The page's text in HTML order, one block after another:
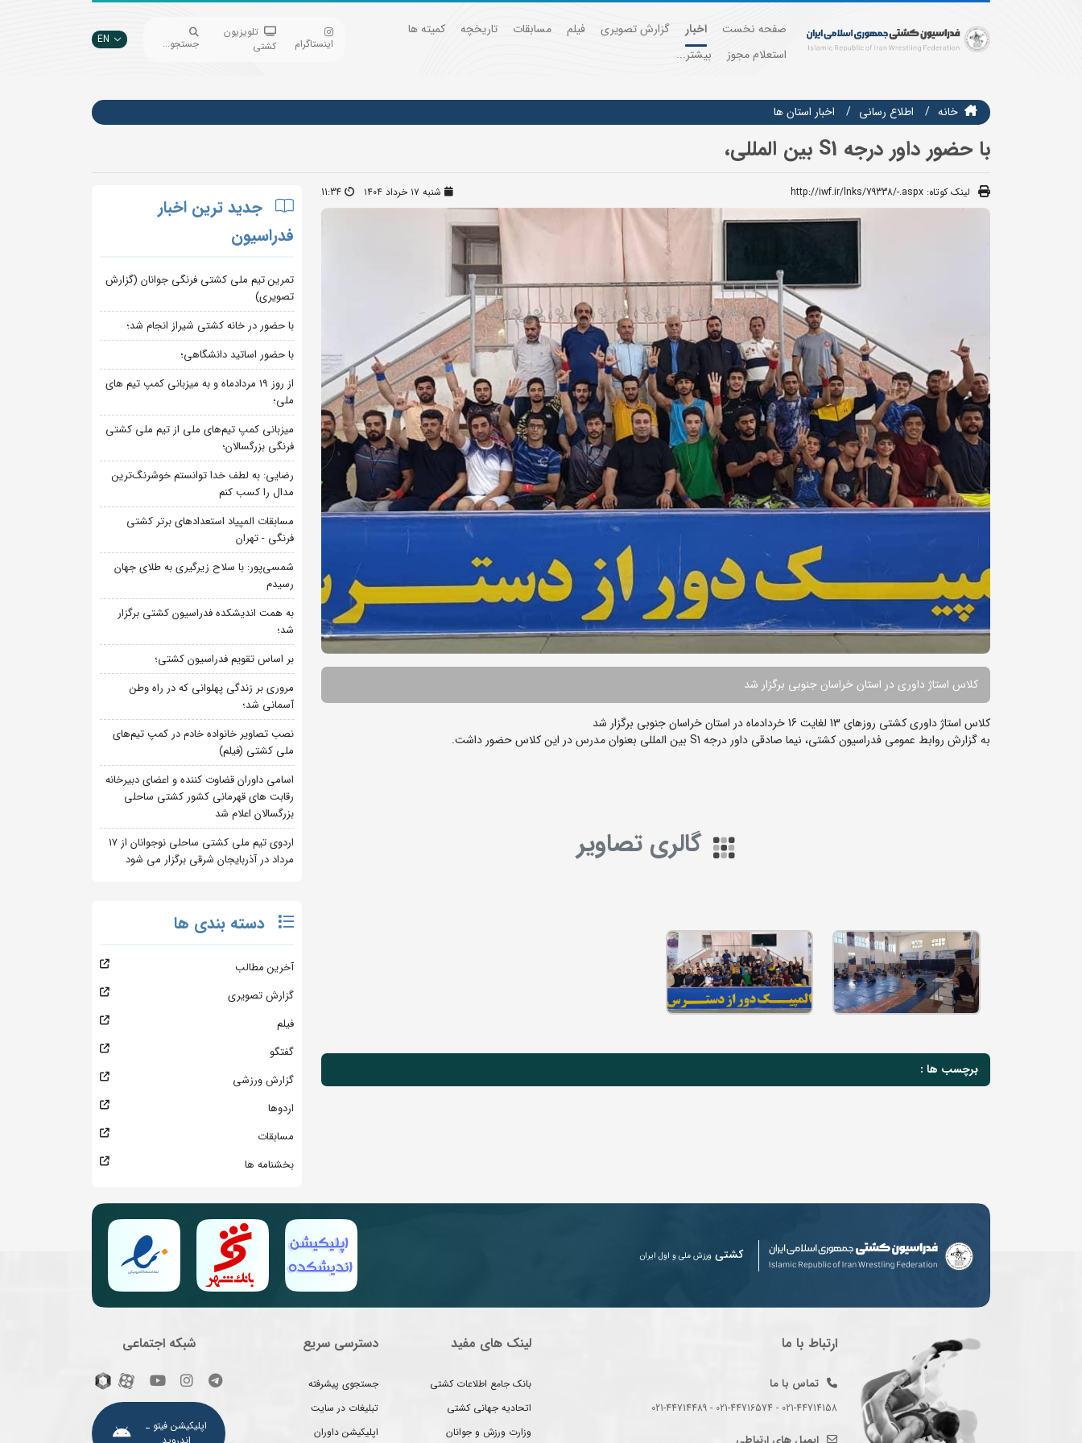
صفحه نخست اخبار گزارش تصویری فیلم مسابقات تاریخچه
کمیته ها
استعلام مجوز
بیشتر...
اینستاگرام
تلویزیون
کشتی
جستجو... EN
خانه اطلاع رسانی اخبار استان ها
با حضور داور درجه S1 بین المللی،
لینک کوتاه: http://iwf.ir/lnks/79338/-.aspx شنبه ۱۷ خرداد ۱۴۰۴ 11:34
کلاس استاژ داوری در استان خراسان جنوبی برگزار شد
کلاس استاژ داوری کشتی روزهای 13 لغایت 16 خردادماه در استان خراسان جنوبی برگزار شد
به گزارش روابط عمومی فدراسیون کشتی، نیما صادقی داور درجه S1 بین المللی بعنوان مدرس در این کلاس حضور داشت.
گالری تصاویر
برچسب ها :
جدید ترین اخبار
فدراسیون
تمرین تیم ملی کشتی فرنگی جوانان (گزارش
تصویری)
با حضور در خانه کشتی شیراز انجام شد؛
با حضور اساتید دانشگاهی؛
از روز 19 مردادماه و به میزبانی کمپ تیم های
ملی؛
میزبانی کمپ تیم‌های ملی از تیم ملی کشتی
فرنگی بزرگسالان؛
رضایی: به لطف خدا توانستم خوشرنگ‌ترین
مدال را کسب کنم
مسابقات المپیاد استعدادهای برتر کشتی
فرنگی - تهران
شمسی‌پور: با سلاح زیرگیری به طلای جهان
رسیدم
به همت اندیشکده فدراسیون کشتی برگزار
شد؛
بر اساس تقویم فدراسیون کشتی؛
مروری بر زندگی پهلوانی که در راه وطن
آسمانی شد؛
نصب تصاویر خانواده خادم در کمپ تیم‌های
ملی کشتی (فیلم)
اسامی داوران قضاوت کننده و اعضای دبیرخانه
رقابت های قهرمانی کشور کشتی ساحلی
بزرگسالان اعلام شد
اردوی تیم ملی کشتی ساحلی نوجوانان از 17
مرداد در آذربایجان شرقی برگزار می شود
دسته بندی ها
آخرین مطالب
گزارش تصویری
فیلم
گفتگو
گزارش ورزشی
اردوها
مسابقات
بخشنامه ها
کشتی ورزش ملی و اول ایران
ارتباط با ما
تماس با ما
021-44714158 - 021-44716574 - 021-44714489
لینک های مفید
بانک جامع اطلاعات کشتی
اتحادیه جهانی کشتی
وزارت ورزش و جوانان
دسترسی سریع
جستجوی پیشرفته
تبلیغات در سایت
اپلیکیشن داوران
شبکه اجتماعی
اپلیکیشن فیتو ـ